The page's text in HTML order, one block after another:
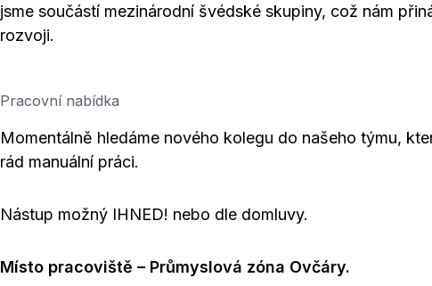
jsme součástí mezinárodní švédské skupiny, což nám
rozvoji.
Pracovní nabídka
Momentálně hledáme nového kolegu do našeho týmu,
rád manuální práci.
Nástup možný IHNED! nebo dle domluvy.
Místo pracoviště – Průmyslová zóna Ovčáry.